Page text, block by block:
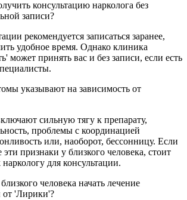
консультацию нарколога без
записи?
рекомендуется записаться заранее,
удобное время. Однако клиника
может принять вас и без записи, если есть
указывают на зависимость от
сильную тягу к препарату,
проблемы с координацией
или, наоборот, бессонницу. Если
эти признаки у близкого человека, стоит
наркологу для консультации.
человека начать лечение
от 'Лирики'?